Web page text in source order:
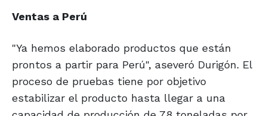
Ventas a Perú
"Ya hemos elaborado productos que están
prontos a partir para Perú", aseveró Durigón. El
proceso de pruebas tiene por objetivo
estabilizar el producto hasta llegar a una